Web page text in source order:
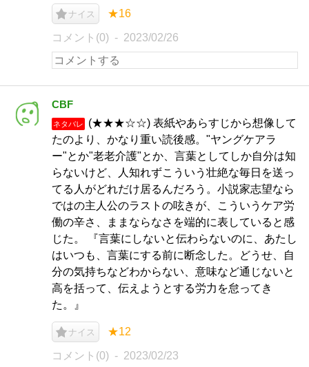
ナイス ★16
コメント(0) 2023/02/26
CBF
ネタバレ
(★★★☆☆) 表紙やあらすじから想像して
たのより、かなり重い読後感。"ヤングケアラ
ー"とか"老老介護"とか、言葉としてしか自分は知
らないけど、人知れずこういう壮絶な毎日を送っ
てる人がどれだけ居るんだろう。小説家志望なら
ではの主人公のラストの呟きが、こういうケア労
働の辛さ、ままならなさを端的に表していると感
じた。 『言葉にしないと伝わらないのに、あたし
はいつも、言葉にする前に断念した。どうせ、自
分の気持ちなどわからない、意味など通じないと
高を括って、伝えようとする労力を怠ってき
た。』
ナイス ★12
コメント(0) 2023/02/23